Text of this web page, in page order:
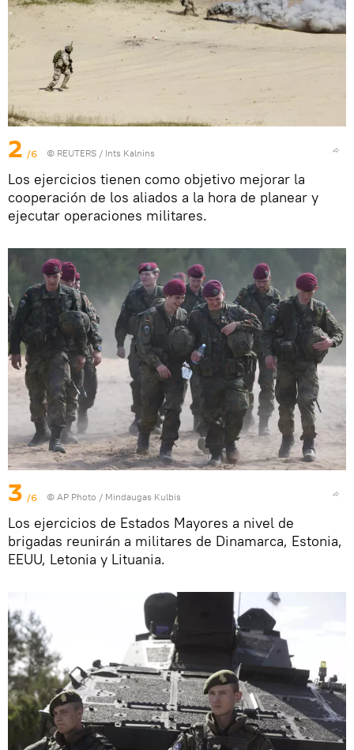
2 /6 © REUTERS / Ints Kalnins
Los ejercicios tienen como objetivo mejorar la
cooperación de los aliados a la hora de planear y
ejecutar operaciones militares.
3 /6 © AP Photo / Mindaugas Kulbis
Los ejercicios de Estados Mayores a nivel de
brigadas reunirán a militares de Dinamarca, Estonia,
EEUU, Letonia y Lituania.